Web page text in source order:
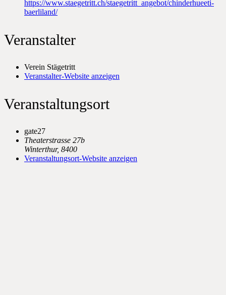
https://www.staegetritt.ch/staegetritt_angebot/chinderhueeti-
baerliland/
Veranstalter
Verein Stägetritt
Veranstalter-Website anzeigen
Veranstaltungsort
gate27
Theaterstrasse 27b
Winterthur, 8400
Veranstaltungsort-Website anzeigen